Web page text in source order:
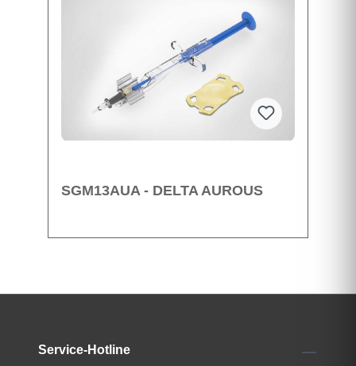
SGM13AUA - DELTA AUROUS
Service-Hotline